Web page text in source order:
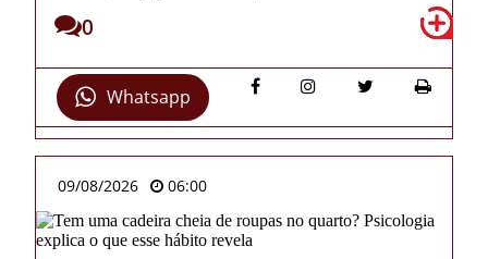
0
Whatsapp
09/08/2026 06:00